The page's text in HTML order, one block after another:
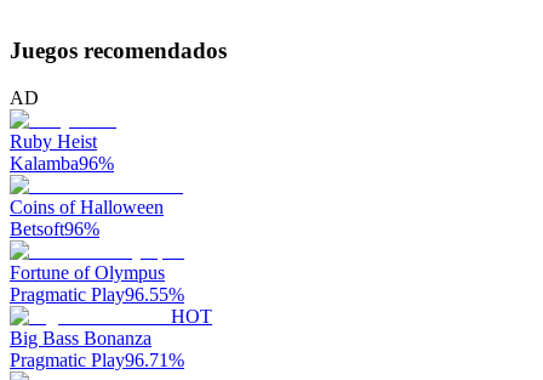
Juegos recomendados
AD
Ruby Heist
Kalamba96%
Coins of Halloween
Betsoft96%
Fortune of Olympus
Pragmatic Play96.55%
HOT
Big Bass Bonanza
Pragmatic Play96.71%